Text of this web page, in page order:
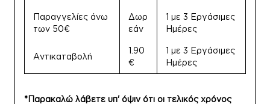
Παραγγελίες άνω
των 50€
Δωρ
εάν
1 με 3 Εργάσιμες
Ημέρες
Αντικαταβολή
1.90
€
1 με 3 Εργάσιμες
Ημέρες
*Παρακαλώ λάβετε υπ' όψιν ότι οι τελικός χρόνος